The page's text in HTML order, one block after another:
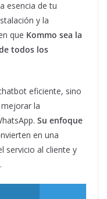
esencia de tu
y la
que Kommo sea la
todos los
eficiente, sino
la
Su enfoque
en una
servicio al cliente y